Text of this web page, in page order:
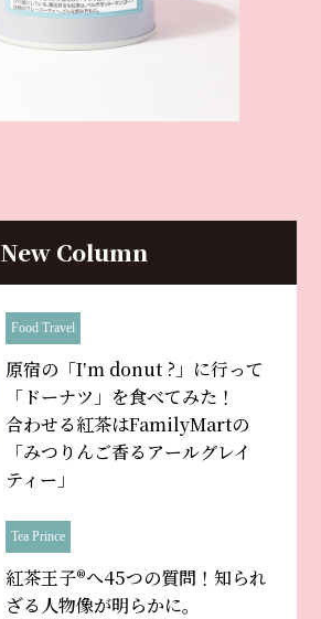
New Column
Food Travel
原宿の「Iʼm donut ?」に行って
「ドーナツ」を食べてみた！
合わせる紅茶はFamilyMartの
「みつりんご香るアールグレイ
ティー」
Tea Prince
紅茶王子®へ45つの質問！知られ
ざる人物像が明らかに。